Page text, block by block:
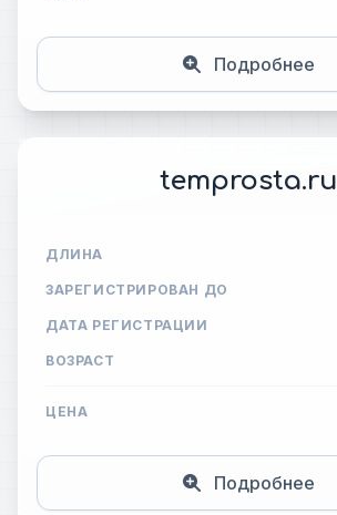
Подробнее
temprosta.ru
ДЛИНА
ЗАРЕГИСТРИРОВАН ДО
ДАТА РЕГИСТРАЦИИ
ВОЗРАСТ
ЦЕНА
Подробнее